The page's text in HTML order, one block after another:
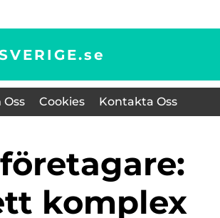
se
Oss Cookies Kontakta Oss
komplex